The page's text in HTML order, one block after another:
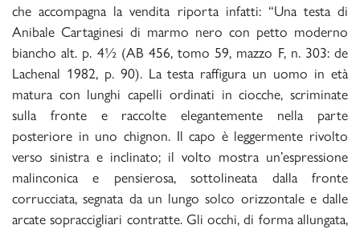
che accompagna la vendita riporta infatti: “Una testa di
Anibale Cartaginesi di marmo nero con petto moderno
biancho alt. p. 4½ (AB 456, tomo 59, mazzo F, n. 303: de
Lachenal 1982, p. 90). La testa raffigura un uomo in età
matura con lunghi capelli ordinati in ciocche, scriminate
sulla fronte e raccolte elegantemente nella parte
posteriore in uno chignon. Il capo è leggermente rivolto
verso sinistra e inclinato; il volto mostra un’espressione
malinconica e pensierosa, sottolineata dalla fronte
corrucciata, segnata da un lungo solco orizzontale e dalle
arcate sopraccigliari contratte. Gli occhi, di forma allungata,